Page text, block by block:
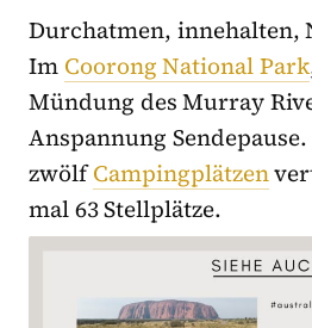
Durchatmen, innehalten,
Im Coorong National Park
Mündung des Murray
Anspannung
zwölfCampingplätzen
mal 63 Stellplätze.